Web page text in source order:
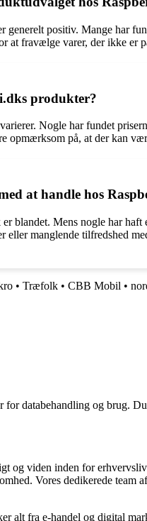
generelt positiv. Mange har
at fravælge varer, der ikke er
produkter?
Nogle har fundet
på, at der kan
at handle hos
blandet. Mens nogle har
eller manglende tilfredshed
• Træfolk • CBB Mobil •
for databehandling og brug.
viden inden for
Vores dedikerede
alt fra e-handel og digital